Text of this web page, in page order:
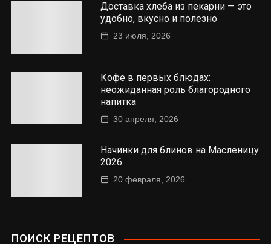
Доставка хлеба из пекарни — это
удобно, вкусно и полезно
23 июля, 2026
Кофе в первых блюдах:
неожиданная роль благородного
напитка
30 апреля, 2026
Начинки для блинов на Масленицу
2026
20 февраля, 2026
ПОИСК РЕЦЕПТОВ